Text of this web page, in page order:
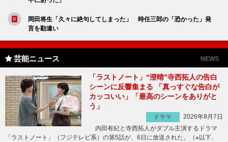
岡田将生「久々に絶句してしまった」 時任三郎の「恐かった」発
言を勘違い
芸能ニュース NEWS
「ラストノート」“澄晴”寺西拓人の告白
シーンに反響集まる 「真っすぐな告白が
カッコいい」「最高のシーンをありがと
う」
ドラマ
2026年8月7日
内田有紀と寺西拓人がダブル主演するドラマ
「ラストノート」（フジテレビ系）の第5話が、6日に放送された。（※以下、